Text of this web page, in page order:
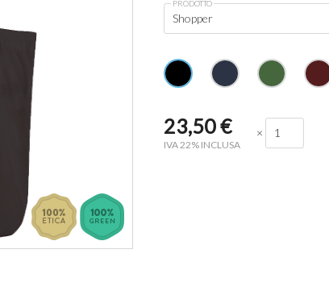
PRODOTTO
Shopper
23,50€
IVA 22% INCLUSA
×